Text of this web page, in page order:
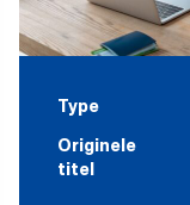
Type
Originele
titel